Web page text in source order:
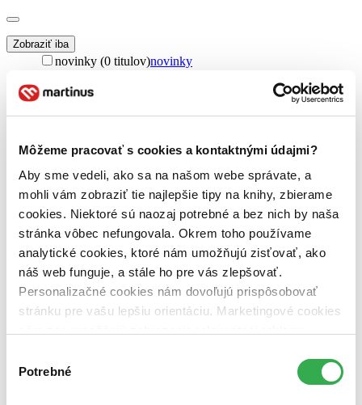
Môžeme pracovať s cookies a kontaktnými údajmi?
Aby sme vedeli, ako sa na našom webe správate, a
mohli vám zobraziť tie najlepšie tipy na knihy, zbierame
cookies. Niektoré sú naozaj potrebné a bez nich by naša
stránka vôbec nefungovala. Okrem toho používame
analytické cookies, ktoré nám umožňujú zisťovať, ako
náš web funguje, a stále ho pre vás zlepšovať.
Personalizačné cookies nám dovoľujú prispôsobovať
stránku pre vašu lepšiu orientáciu. Marketingové cookies
nám pomohlo, keby sme mohli používať všetky tieto
súhlasu
Potrebné
Zobraziť iba
novinky (0 titulov)novinky
Dostupnosť
pripravujeme (0 titulov)pripravujeme
dostupná (bez vypredaných) (0 titulov)dostupná (bez
Nové / čítané
nová (0 titulov)nová
čítaná (0 titulov)čítaná
čítaná - výborný stav (0 titulov)
čítaná - výborný stav
čítaná - mierne opotrebovaná (0 titulov)čítaná - mierne
opotrebovaná
čítané verzie vypredaných kníh (0 titulov)čítané verzie